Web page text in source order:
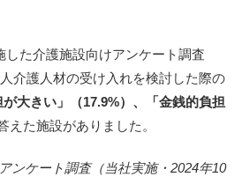
した介護施設向けアンケート調査
介護人材の受け入れを検討した際の
が大きい」（17.9%）、「金銭的負担
えた施設がありました。
ンケート調査（当社実施・2024年10